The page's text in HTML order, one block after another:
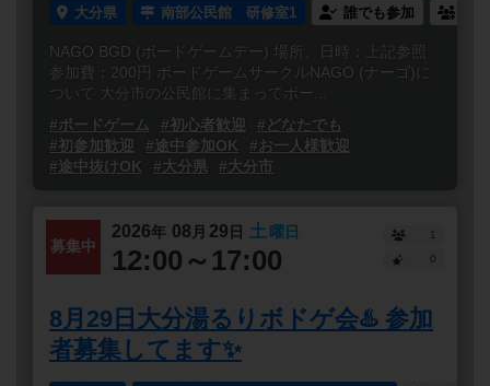
大分県 南部公民館 研修室1 誰でも参加
NAGO BGD (ボードゲームデー) 場所、日時：上記参照
参加費：200円 ボードゲームサークルNAGO (ナーゴ)に
ついて 大分市の公民館に集まってボー...
#ボードゲーム
#初心者歓迎
#どなたでも
#初参加歓迎
#途中参加OK
#お一人様歓迎
#途中抜けOK
#大分県 #大分市
募集中
2026年 08 月 29日 土 曜日
12:00～17:00
1
0
8月29日大分湯るりボドゲ会♨️ 参加
者募集してます✨